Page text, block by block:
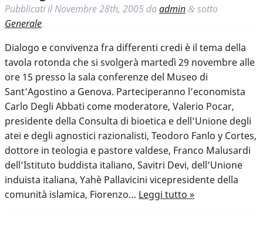
Pubblicati ilNovembre 28th, 2005 daadmin & sotto
Generale.
Dialogo e convivenza fra differenti credi è il tema della
tavola rotonda che si svolgerà martedì 29 novembre alle
ore 15 presso la sala conferenze del Museo di
Sant’Agostino a Genova. Parteciperanno l’economista
Carlo Degli Abbati come moderatore, Valerio Pocar,
presidente della Consulta di bioetica e dell’Unione degli
atei e degli agnostici razionalisti, Teodoro Fanlo y Cortes,
dottore in teologia e pastore valdese, Franco Malusardi
dell’Istituto buddista italiano, Savitri Devi, dell’Unione
induista italiana, Yahè Pallavicini vicepresidente della
comunità islamica, Fiorenzo… Leggi tutto »